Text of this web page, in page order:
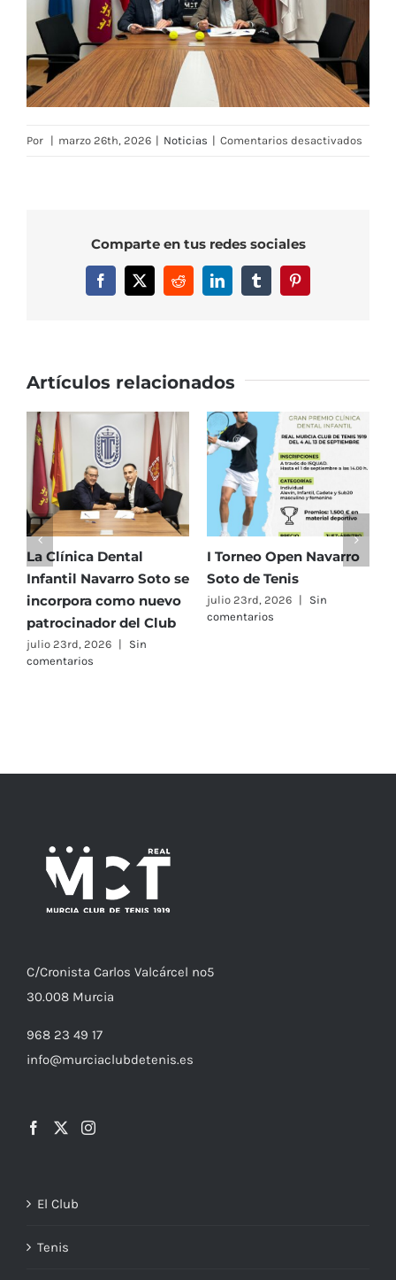
Por | marzo 26th, 2026 | Noticias | Comentarios desactivados
Comparte en tus redes sociales
Facebook
X RedditLinkedInTumblrPinterest
Artículos relacionados
La Clínica Dental
Infantil Navarro Soto se
incorpora como nuevo
patrocinador del Club
julio 23rd, 2026 |
Sin
comentarios
I Torneo Open Navarro
Soto de Tenis
julio 23rd, 2026 |
Sin
comentarios
C/Cronista Carlos Valcárcel nº5
30.008 Murcia
968 23 49 17
info@murciaclubdetenis.es
El Club
Tenis